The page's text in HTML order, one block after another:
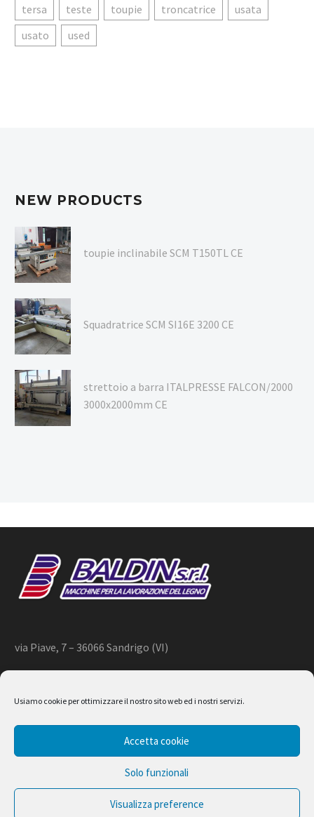
Usiamo cookie per ottimizzare il nostro sito web ed i nostri servizi.
Accetta cookie
Solo funzionali
Visualizza preference
tersa
teste toupie troncatrice
usata
usato
used
NEW PRODUCTS
toupie inclinabile SCM T150TL CE
Squadratrice SCM SI16E 3200 CE
strettoio a barra ITALPRESSE FALCON/2000
3000x2000mm CE
via Piave, 7 – 36066 Sandrigo (VI)
2020 © BALDIN srl